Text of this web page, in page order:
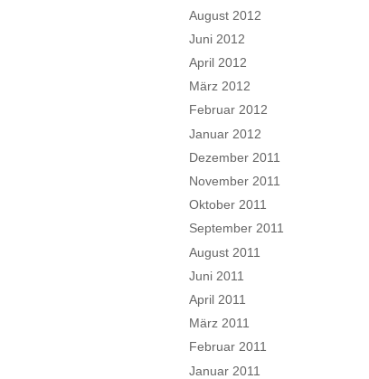
August 2012
Juni 2012
April 2012
März 2012
Februar 2012
Januar 2012
Dezember 2011
November 2011
Oktober 2011
September 2011
August 2011
Juni 2011
April 2011
März 2011
Februar 2011
Januar 2011